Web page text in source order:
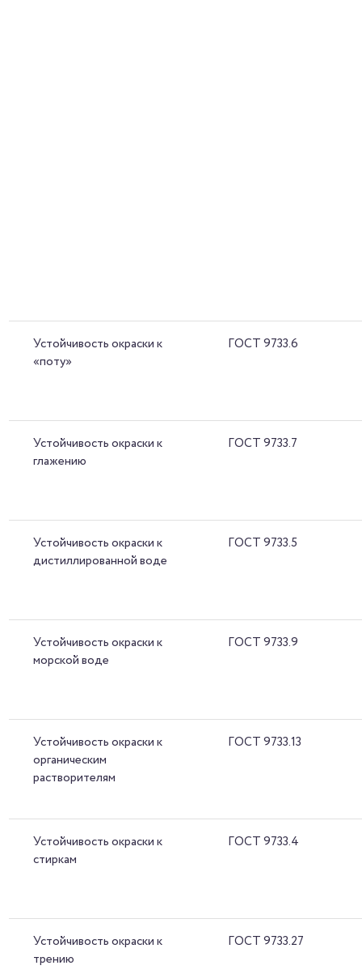
Устойчивость окраски к
«поту»
ГОСТ 9733.6
Устойчивость окраски к
глажению
ГОСТ 9733.7
Устойчивость окраски к
дистиллированной воде
ГОСТ 9733.5
Устойчивость окраски к
морской воде
ГОСТ 9733.9
Устойчивость окраски к
органическим
растворителям
ГОСТ 9733.13
Устойчивость окраски к
стиркам
ГОСТ 9733.4
Устойчивость окраски к
трению
ГОСТ 9733.27